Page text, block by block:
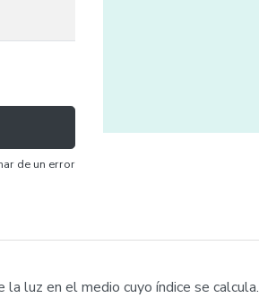
de un error
luz en el medio cuyo índice se calcula.